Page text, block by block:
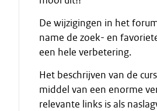
De wijzigingen in het
name de zoek- en
een hele verbetering.
Het beschrijven van de
middel van een enorme
relevante links is als